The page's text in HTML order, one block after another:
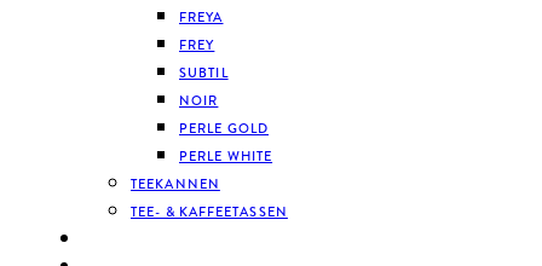
FREYA
FREY
SUBTIL
NOIR
PERLE GOLD
PERLE WHITE
TEEKANNEN
TEE- & KAFFEETASSEN